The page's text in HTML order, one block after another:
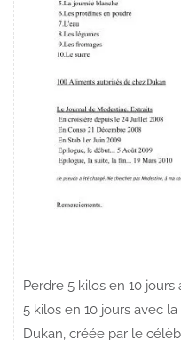
Perdre 5 kilos en 10
5 kilos en 10 jours avec
Dukan, créée par le